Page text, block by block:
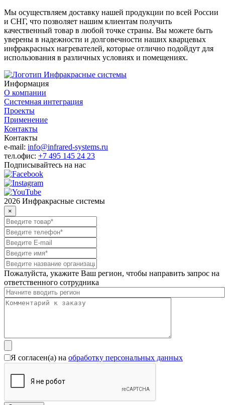
Мы осуществляем доставку нашей продукции по всей России
и СНГ, что позволяет нашим клиентам получить
качественный товар в любой точке страны. Вы можете быть
уверены в надежности и долговечности наших кварцевых
инфракрасных нагревателей, которые отлично подойдут для
использования в различных условиях и помещениях.
Информация
О компании
Системная интеграция
Проекты
Применение
Контакты
Контакты
e-mail: info@infrared-systems.ru
тел.офис: +7 495 145 24 23
Подписывайтесь на нас
2026 Инфракрасные системы
×
Пожалуйста, укажите Ваш регион, чтобы направить запрос на
ответственного сотрудника
Я согласен(а) на обработку персональных данных